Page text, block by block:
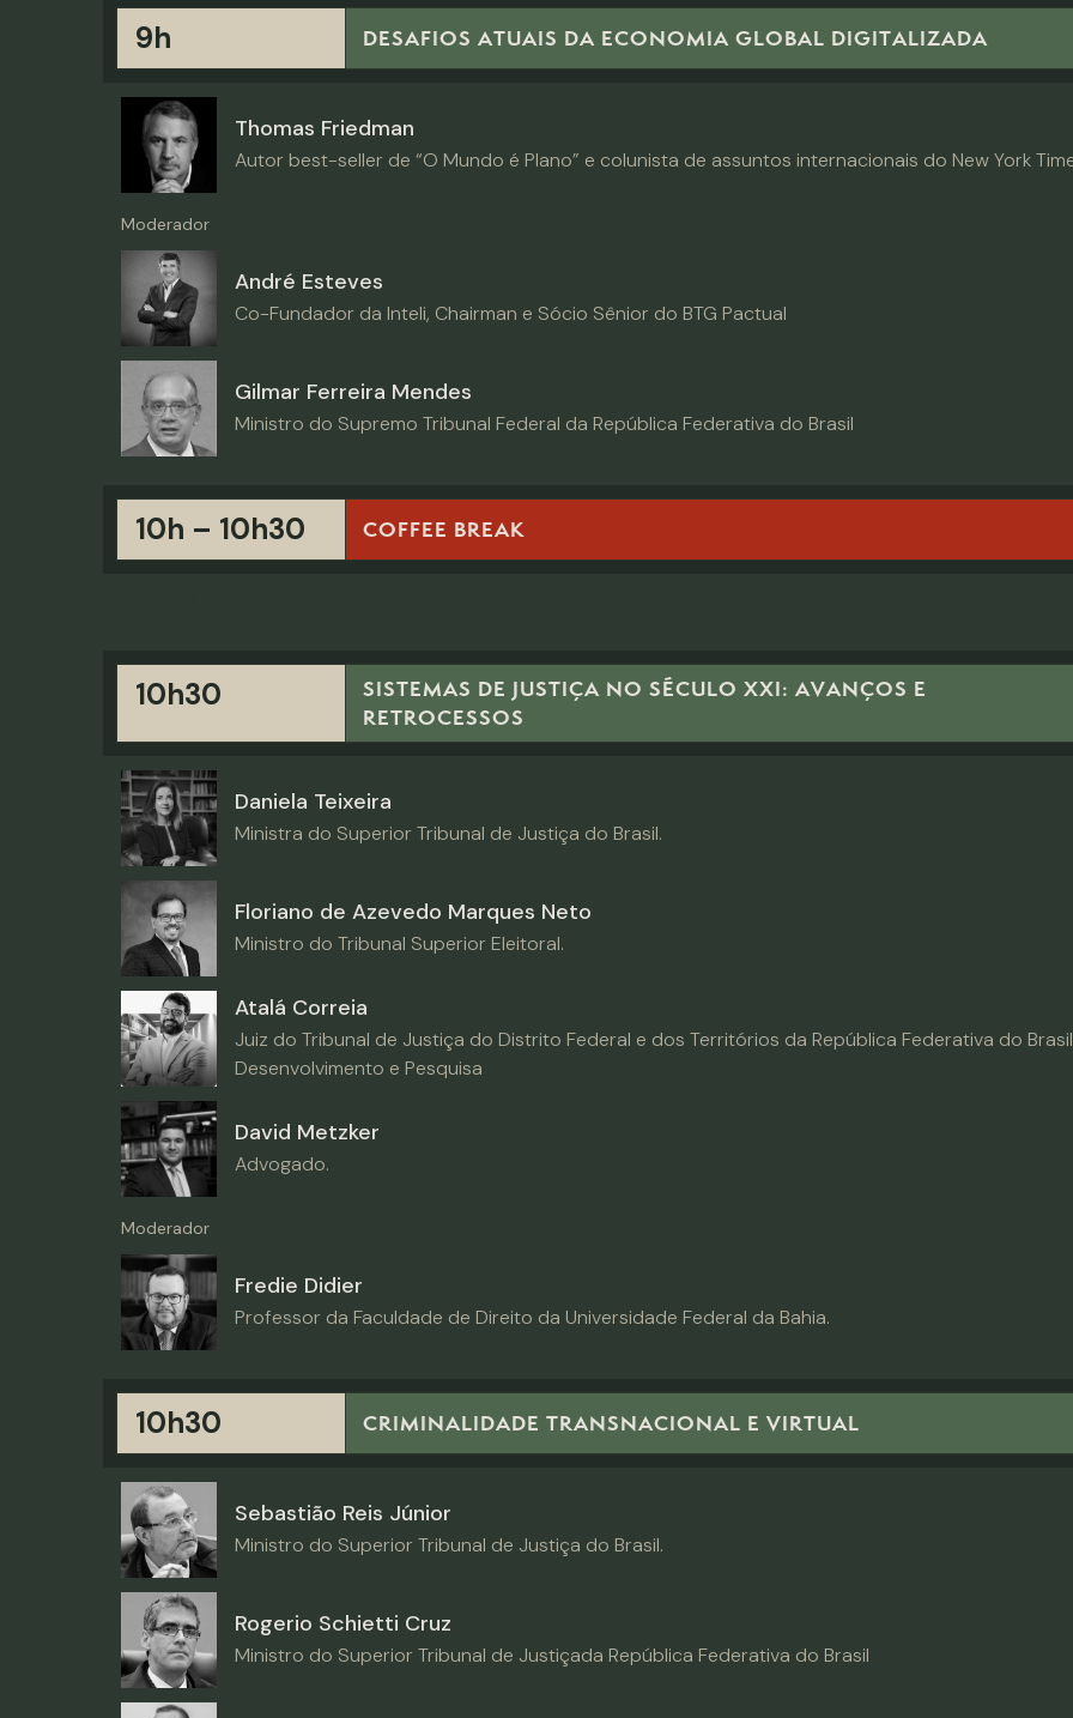
9h DESAFIOS ATUAIS DA ECONOMIA GLOBAL DIGITALIZADA
Thomas Friedman
Autor best-seller de “O Mundo é Plano” e colunista de assuntos internacionais do New York
Moderador
André Esteves
Co-Fundador da Inteli, Chairman e Sócio Sênior do BTG Pactual
Gilmar Ferreira Mendes
Ministro do Supremo Tribunal Federal da República Federativa do Brasil
10h – 10h30 COFFEE BREAK
10h30
SISTEMAS DE JUSTIÇA NO SÉCULO XXI: AVANÇOS E
RETROCESSOS
Daniela Teixeira
Ministra do Superior Tribunal de Justiça do Brasil.
Floriano de Azevedo Marques Neto
Ministro do Tribunal Superior Eleitoral.
Atalá Correia
Juiz do Tribunal de Justiça do Distrito Federal e dos Territórios da República Federativa do
Desenvolvimento e Pesquisa
David Metzker
Advogado.
Moderador
Fredie Didier
Professor da Faculdade de Direito da Universidade Federal da Bahia.
10h30 CRIMINALIDADE TRANSNACIONAL E VIRTUAL
Sebastião Reis Júnior
Ministro do Superior Tribunal de Justiça do Brasil.
Rogerio Schietti Cruz
Ministro do Superior Tribunal de Justiçada República Federativa do Brasil